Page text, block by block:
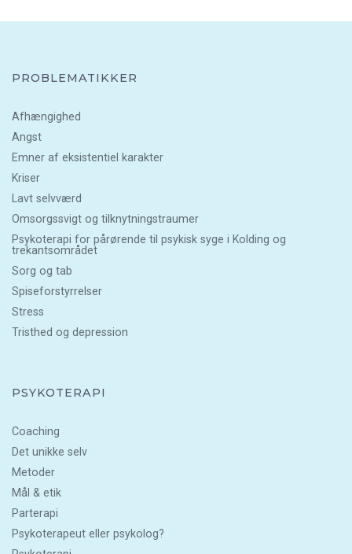
PROBLEMATIKKER
Afhængighed
Angst
Emner af eksistentiel karakter
Kriser
Lavt selvværd
Omsorgssvigt og tilknytningstraumer
Psykoterapi for pårørende til psykisk syge i Kolding og
trekantsområdet
Sorg og tab
Spiseforstyrrelser
Stress
Tristhed og depression
PSYKOTERAPI
Coaching
Det unikke selv
Metoder
Mål & etik
Parterapi
Psykoterapeut eller psykolog?